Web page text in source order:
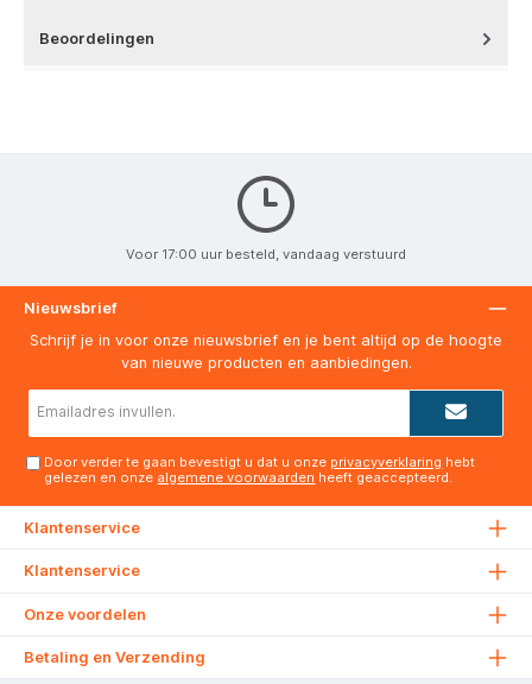
Beoordelingen
Voor 17:00 uur besteld, vandaag verstuurd
Nieuwsbrief
Schrijf je in voor onze nieuwsbrief en je bent altijd op de hoogte
van nieuwe producten en aanbiedingen.
E-
Door verder te gaan bevestigt u dat u onze privacyverklaring hebt
gelezen en onzealgemene voorwaardenheeft geaccepteerd.
Klantenservice
Klantenservice
Onze voordelen
Betaling en Verzending